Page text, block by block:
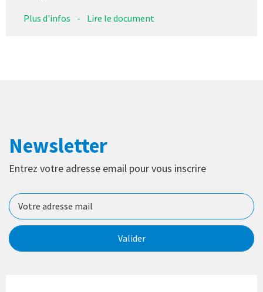
Plus d'infos - Lire le document
Newsletter
Entrez votre adresse email pour vous inscrire
Valider